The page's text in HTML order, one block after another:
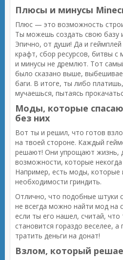
Плюсы и минусы
Плюс — это возможность
Ты можешь создать свою базу
Эпично, от души! Да и геймплей
крафт, сбор ресурсов, битвы с
и минусы не дремлют. Тот
было сказано выше,
баги. В итоге, ты либо
мучаешься, пытаясь
Моды, которые
без них
Вот ты и решил, что готов
на твоей стороне. Каждый
решают! Они упрощают жизнь,
возможности, которые
Например, есть моды, которые
необходимости гриндить.
Отлично, что подобные штуки
не всегда можно найти мод на
если ты его нашел, считай,
становится гораздо веселее,
тратить деньги на донат!
Взлом, который